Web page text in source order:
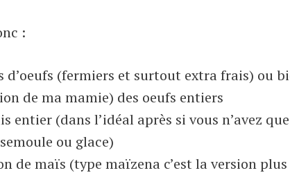
:
d’oeufs (fermiers et surtout extra frais) ou
de ma mamie) des oeufs entiers
entier (dans l’idéal après si vous n’avez
ou glace)
de maïs (type maïzena c’est la version